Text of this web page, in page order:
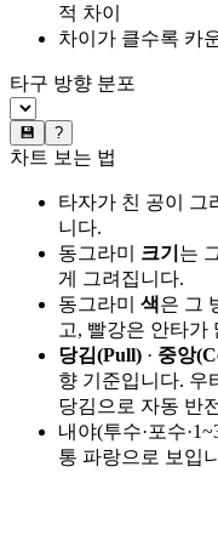
적 차이
차이가 클수록 카
타구 방향 분포
💾 ?
차트 보는 법
타자가 친 공이 그
니다.
동그라미 크기 는
게 그려집니다.
동그라미 색은 그
고, 빨강은 안타가
당김(Pull) · 중앙
향 기준입니다. 우
당김으로 자동 반
내야(투수·포수
통 파랑으로 보입